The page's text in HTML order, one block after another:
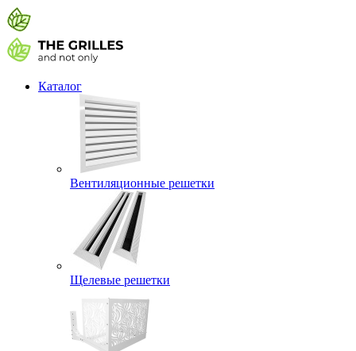
Каталог
Вентиляционные решетки
Щелевые решетки